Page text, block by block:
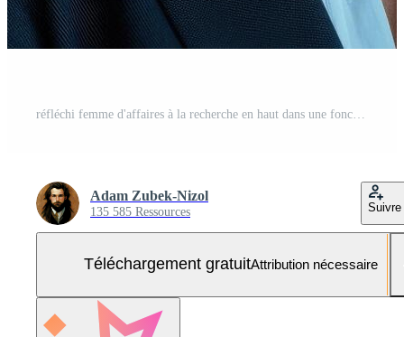
Adam Zubek-Nizol
135 585 Ressources Suivre
Téléchargement gratuitAttribution nécessaire